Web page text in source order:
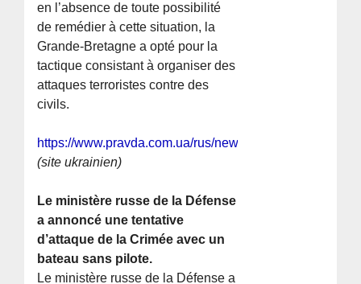
en l’absence de toute possibilité
de remédier à cette situation, la
Grande-Bretagne a opté pour la
tactique consistant à organiser des
attaques terroristes contre des
civils.
https://www.pravda.com.ua/rus/news/2023/12/30/
(site ukrainien)
Le ministère russe de la Défense
a annoncé une tentative
d’attaque de la Crimée avec un
bateau sans pilote.
Le ministère russe de la Défense a